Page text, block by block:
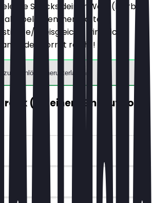
Snacks deiner Wahl (hierbei
alle belegten, herzhaften
preisgleiche wird nicht
der Vorrat reicht!
zum Einlösen herunterladen
(ab einem Einkauf von